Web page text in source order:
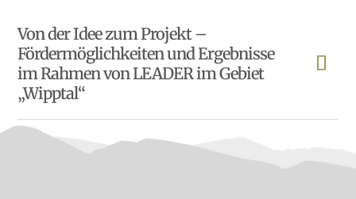
Von der Idee zum Projekt –
Fördermöglichkeiten und Ergebnisse
im Rahmen von LEADER im Gebiet
„Wipptal“